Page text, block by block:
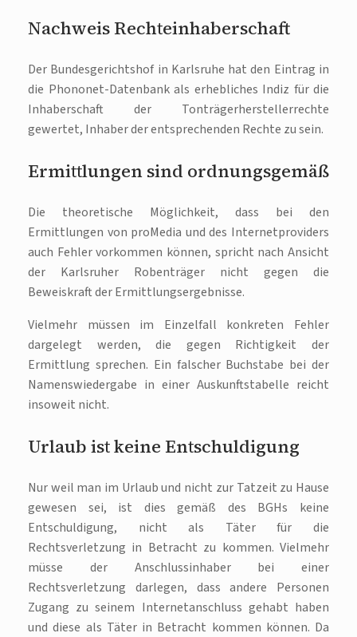
Nachweis Rechteinhaberschaft
Der Bundesgerichtshof in Karlsruhe hat den Eintrag in
die Phononet-Datenbank als erhebliches Indiz für die
Inhaberschaft der Tonträgerherstellerrechte
gewertet, Inhaber der entsprechenden Rechte zu sein.
Ermittlungen sind ordnungsgemäß
Die theoretische Möglichkeit, dass bei den
Ermittlungen von proMedia und des Internetproviders
auch Fehler vorkommen können, spricht nach Ansicht
der Karlsruher Robenträger nicht gegen die
Beweiskraft der Ermittlungsergebnisse.
Vielmehr müssen im Einzelfall konkreten Fehler
dargelegt werden, die gegen Richtigkeit der
Ermittlung sprechen. Ein falscher Buchstabe bei der
Namenswiedergabe in einer Auskunftstabelle reicht
insoweit nicht.
Urlaub ist keine Entschuldigung
Nur weil man im Urlaub und nicht zur Tatzeit zu Hause
gewesen sei, ist dies gemäß des BGHs keine
Entschuldigung, nicht als Täter für die
Rechtsverletzung in Betracht zu kommen. Vielmehr
müsse der Anschlussinhaber bei einer
Rechtsverletzung darlegen, dass andere Personen
Zugang zu seinem Internetanschluss gehabt haben
und diese als Täter in Betracht kommen können. Da